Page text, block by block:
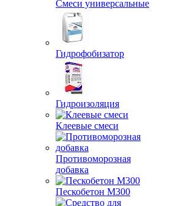
Смеси универсальные
Гидрофобизатор
Гидроизоляция
Клеевые смеси
Противоморозная
добавка
Пескобетон М300